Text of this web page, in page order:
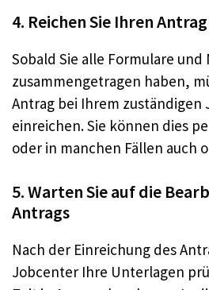
4. Reichen Sie Ihren
Sobald Sie alle Formulare und
zusammengetragen haben,
Antrag bei Ihrem zuständigen
einreichen. Sie können dies
oder in manchen Fällen auch
5. Warten Sie auf die
Antrags
Nach der Einreichung des
Jobcenter Ihre Unterlagen